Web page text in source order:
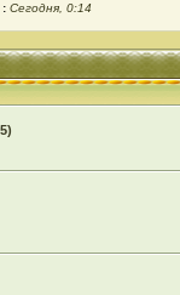
: Сегодня, 0:14